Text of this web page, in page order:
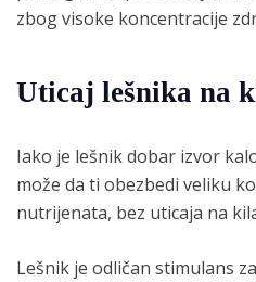
zbog visoke koncentracije
Uticaj lešnika na
Iako je lešnik dobar izvor
može da ti obezbedi veliku
nutrijenata, bez uticaja na
Lešnik je odličan stimulans